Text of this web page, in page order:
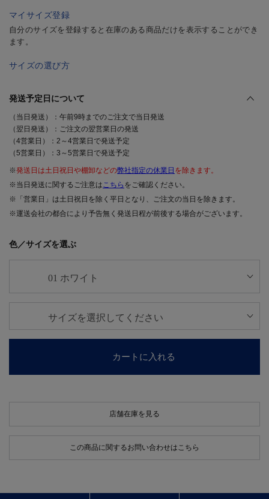
マイサイズ登録
自分のサイズを登録すると在庫のある商品だけを表示することができ
ます。
サイズの選び方
発送予定日について
（当日発送）：午前9時までのご注文で当日発送
（翌日発送）：ご注文の翌営業日の発送
（4営業日）：2～4営業日で発送予定
（5営業日）：3～5営業日で発送予定
※発送日は土日祝日や棚卸などの弊社指定の休業日 を除きます。
※当日発送に関するご注意はこちら をご確認ください。
※「営業日」は土日祝日を除く平日となり、ご注文の当日を除きます。
※運送会社の都合により予告無く発送日程が前後する場合がございます。
色／サイズを選ぶ
カートに入れる
店舗在庫を見る
この商品に関するお問い合わせはこちら